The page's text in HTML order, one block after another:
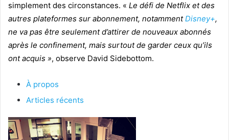
simplement des circonstances. « Le défi de Netflix et des
autres plateformes sur abonnement, notammentDisney+,
ne va pas être seulement d’attirer de nouveaux abonnés
après le confinement, mais surtout de garder ceux qu’ils
ont acquis », observe David Sidebottom.
À propos
Articles récents